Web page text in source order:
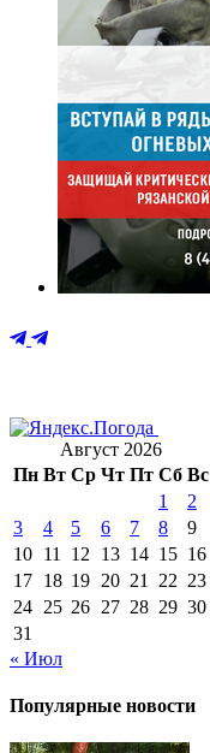
Август 2026
Пн Вт Ср Чт Пт Сб Вс
1
2
3
4 5 6 7 8
9
10 11 12 13 14 15 16
17 18 19 20 21 22 23
24 25 26 27 28 29 30
31
« Июл
Популярные новости